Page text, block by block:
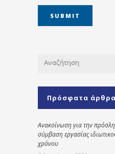
Πρόσφατα άρθρα
Ανακοίνωση για την
σύμβαση εργασίας
χρόνου